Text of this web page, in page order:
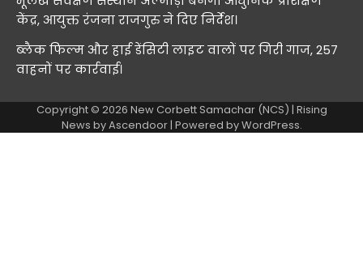
केंद्र, आयुक्त रंजना राजगुरु ने दिए निर्देश।
ब्लैक फिल्म और हाई डेंसिटी लाइट वालों पर गिरी गाज, 257
वाहनों पर कार्रवाई।
Copyright © 2026 New Corbett Samachar (NCS) | Rising
News byAscendoor| Powered byWordPress.